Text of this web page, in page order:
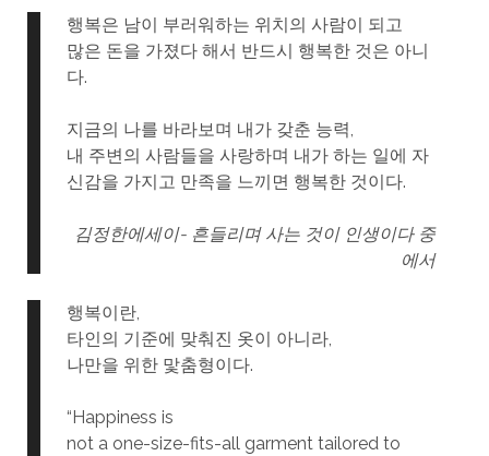
행복은 남이 부러워하는 위치의 사람이 되고
많은 돈을 가졌다 해서 반드시 행복한 것은 아니
다.
지금의 나를 바라보며 내가 갖춘 능력,
내 주변의 사람들을 사랑하며 내가 하는 일에 자
신감을 가지고 만족을 느끼면 행복한 것이다.
김정한에세이- 흔들리며 사는 것이 인생이다 중
에서
행복이란,
타인의 기준에 맞춰진 옷이 아니라,
나만을 위한 맟춤형이다.
“Happiness is
not a one-size-fits-all garment tailored to